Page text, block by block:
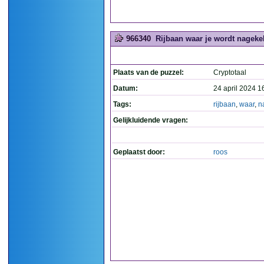
966340 Rijbaan waar je wordt
Plaats van de puzzel:
Cryptotaal
Datum:
24 april 2024
Tags:
rijbaan, waar,
Gelijkluidende vragen:
Geplaatst door: roos